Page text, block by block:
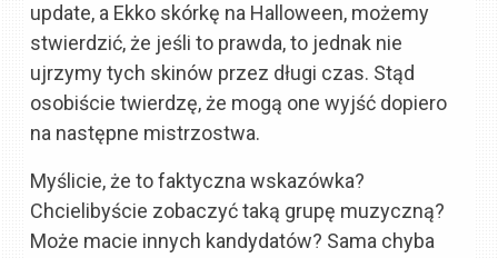
update, a Ekko skórkę na Halloween, możemy
stwierdzić, że jeśli to prawda, to jednak nie
ujrzymy tych skinów przez długi czas. Stąd
osobiście twierdzę, że mogą one wyjść dopiero
na następne mistrzostwa.
Myślicie, że to faktyczna wskazówka?
Chcielibyście zobaczyć taką grupę muzyczną?
Może macie innych kandydatów? Sama chyba